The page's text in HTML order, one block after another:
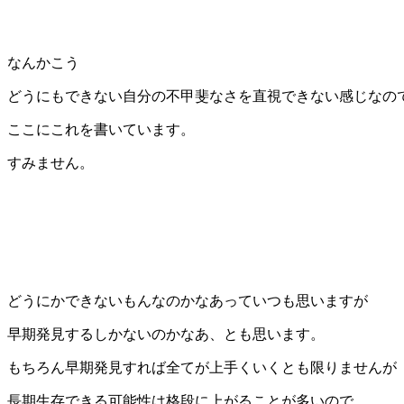
なんかこう
どうにもできない自分の不甲斐なさを直視できない感じなの
ここにこれを書いています。
すみません。
どうにかできないもんなのかなあっていつも思いますが
早期発見するしかないのかなあ、とも思います。
もちろん早期発見すれば全てが上手くいくとも限りませんが